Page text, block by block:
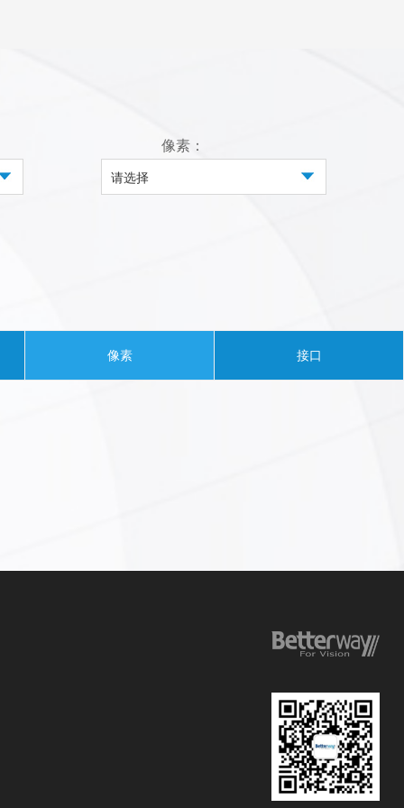
像素：
请选择
像素 接口